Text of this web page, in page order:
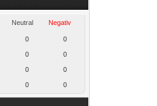
Neutral Negativ
0 0
0 0
0 0
0 0